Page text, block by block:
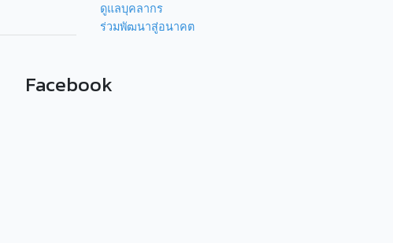
ดูแลบุคลากร
ร่วมพัฒนาสู่อนาคต
Facebook